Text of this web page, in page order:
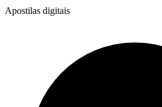
Apostilas digitais